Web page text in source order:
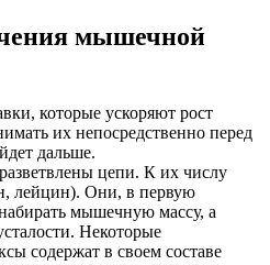
мышечной
которые ускоряют рост
их непосредственно перед
дальше.
цепи. К их числу
лейцин). Они, в первую
мышечную массу, а
Некоторые
содержат в своем составе